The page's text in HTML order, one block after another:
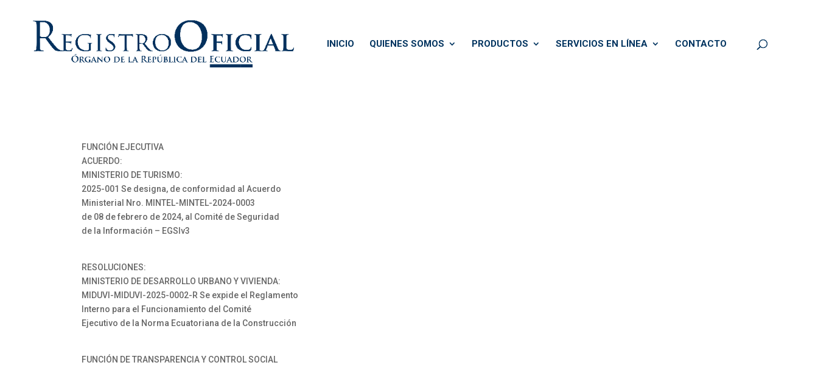
INICIO QUIENES SOMOS PRODUCTOS SERVICIOS EN LÍNEA CONTACTO
FUNCIÓN EJECUTIVA
ACUERDO:
MINISTERIO DE TURISMO:
2025-001 Se designa, de conformidad al Acuerdo
Ministerial Nro. MINTEL-MINTEL-2024-0003
de 08 de febrero de 2024, al Comité de Seguridad
de la Información – EGSIv3
RESOLUCIONES:
MINISTERIO DE DESARROLLO URBANO Y VIVIENDA:
MIDUVI-MIDUVI-2025-0002-R Se expide el Reglamento
Interno para el Funcionamiento del Comité
Ejecutivo de la Norma Ecuatoriana de la Construcción
FUNCIÓN DE TRANSPARENCIA Y CONTROL SOCIAL